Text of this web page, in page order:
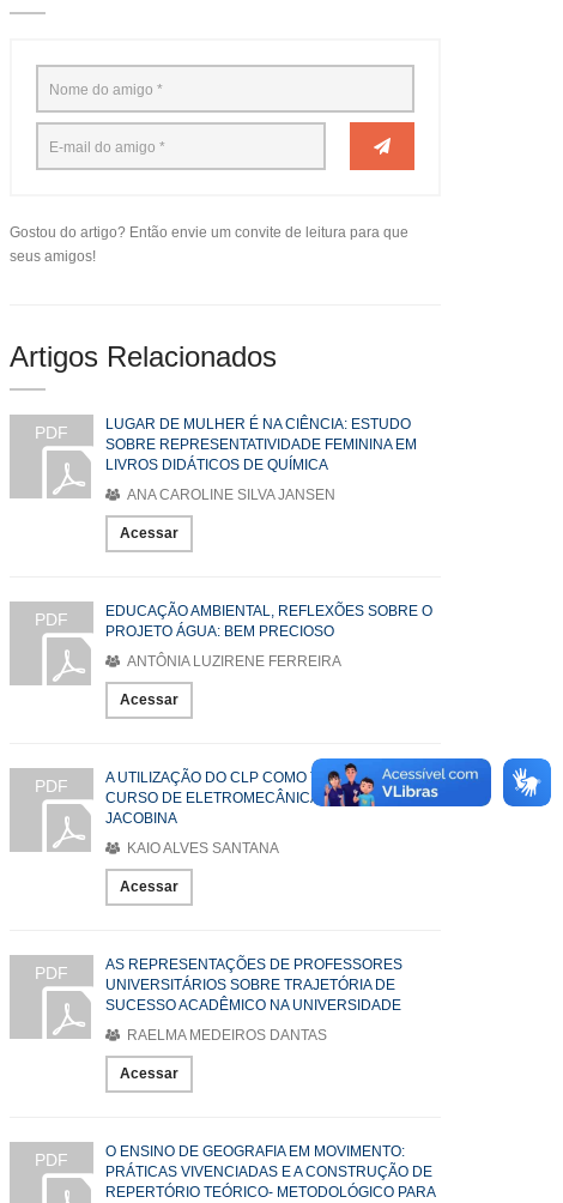
Gostou do artigo? Então envie um convite de leitura para que
seus amigos!
Artigos Relacionados
PDF
LUGAR DE MULHER É NA CIÊNCIA: ESTUDO
SOBRE REPRESENTATIVIDADE FEMININA EM
LIVROS DIDÁTICOS DE QUÍMICA
ANA CAROLINE SILVA JANSEN
Acessar
PDF
EDUCAÇÃO AMBIENTAL, REFLEXÕES SOBRE O
PROJETO ÁGUA: BEM PRECIOSO
ANTÔNIA LUZIRENE FERREIRA
Acessar
PDF
A UTILIZAÇÃO DO CLP COMO TECNOLOGIA NO
CURSO DE ELETROMECÂNICA DO IFBA-
JACOBINA
KAIO ALVES SANTANA
Acessar
PDF
AS REPRESENTAÇÕES DE PROFESSORES
UNIVERSITÁRIOS SOBRE TRAJETÓRIA DE
SUCESSO ACADÊMICO NA UNIVERSIDADE
RAELMA MEDEIROS DANTAS
Acessar
PDF
O ENSINO DE GEOGRAFIA EM MOVIMENTO:
PRÁTICAS VIVENCIADAS E A CONSTRUÇÃO DE
REPERTÓRIO TEÓRICO- METODOLÓGICO PARA